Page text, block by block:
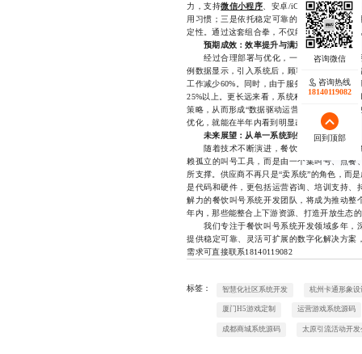
力，支持微信小程序 、安卓/iOS APP、H5页
用习惯；三是依托稳定可靠的云服务平台，
定性。通过这套组合拳，不仅能有效规避部署
预期成效：效率提升与满意度双增长
经过合理部署与优化，一套成熟的餐饮叫
例数据显示，引入系统后，顾客平均等待时间
工作减少60%。同时，由于服务流程更加透明
25%以上。更长远来看，系统积累的客流数据
策略，从而形成“数据驱动运营”的良性循环。
优化，就能在半年内看到明显改善。
未来展望：从单一系统到生态化服务链
随着技术不断演进，餐饮叫号系统开发的
赖孤立的叫号工具，而是由一个集叫号、点
所支撑。供应商不再只是“卖系统”的角色，而
是代码和硬件，更包括运营咨询、培训支持
解力的餐饮叫号系统开发团队，将成为推动
年内，那些能整合上下游资源、打造开放生态
我们专注于餐饮叫号系统开发领域多年，
提供稳定可靠、灵活可扩展的数字化解决方
需求可直接联系18140119082
标签： 智慧化社区系统开发 杭州卡通形象设
厦门H5游戏定制 运营游戏系统源码
成都商城系统源码 太原引流活动开发
咨询热线
18140119082
回到顶部